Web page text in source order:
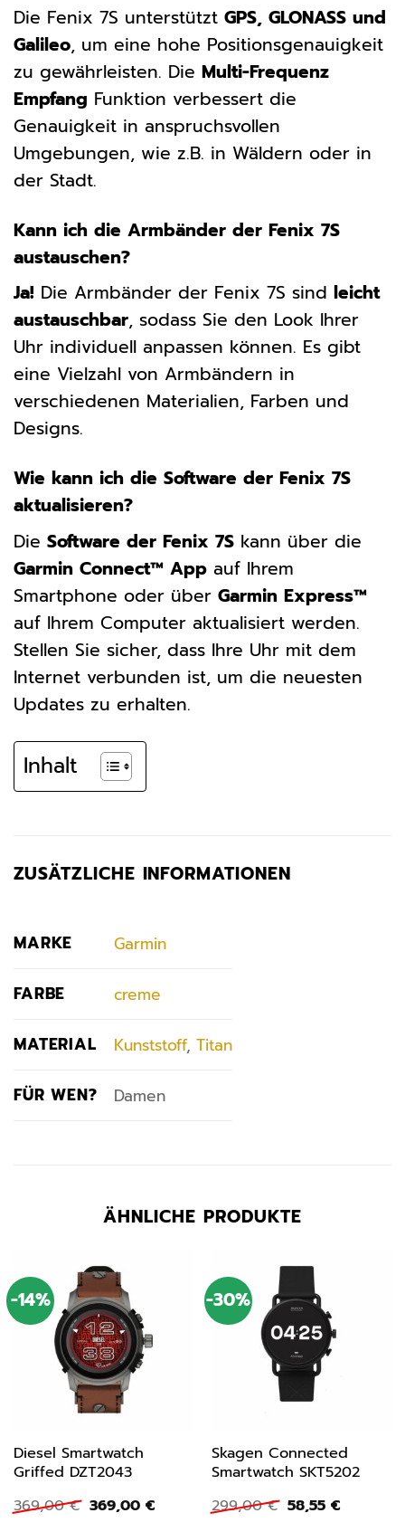
Die Fenix 7S unterstützt GPS, GLONASS und
Galileo, um eine hohe Positionsgenauigkeit
zu gewährleisten. Die Multi-Frequenz
Empfang Funktion verbessert die
Genauigkeit in anspruchsvollen
Umgebungen, wie z.B. in Wäldern oder in
der Stadt.
Kann ich die Armbänder der Fenix 7S
austauschen?
Ja! Die Armbänder der Fenix 7S sind leicht
austauschbar, sodass Sie den Look Ihrer
Uhr individuell anpassen können. Es gibt
eine Vielzahl von Armbändern in
verschiedenen Materialien, Farben und
Designs.
Wie kann ich die Software der Fenix 7S
aktualisieren?
Die Software der Fenix 7S kann über die
Garmin Connect™ App auf Ihrem
Smartphone oder über Garmin Express™
auf Ihrem Computer aktualisiert werden.
Stellen Sie sicher, dass Ihre Uhr mit dem
Internet verbunden ist, um die neuesten
Updates zu erhalten.
Inhalt
ZUSÄTZLICHE INFORMATIONEN
MARKE Garmin
FARBE creme
MATERIAL Kunststoff, Titan
FÜR WEN? Damen
ÄHNLICHE PRODUKTE
-14%
Diesel Smartwatch
Griffed DZT2043
369,00€ Ursprünglicher
Preis
369,00 €Aktueller
-30%
Skagen Connected
Smartwatch SKT5202
299,00€ Ursprünglicher
Preis
58,55 €Aktueller